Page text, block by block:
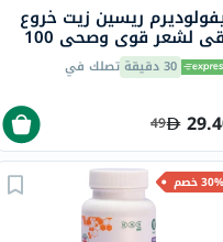
ريسين زيت خروع
نقي لشعر قوي وصحي 100
30 دقيقة تصلك في
49
30% خصم